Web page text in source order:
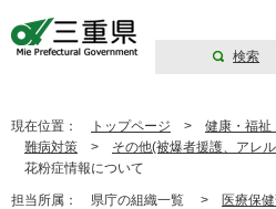
検索
現在位置： トップページ > 健康・福祉
難病対策 > その他(被爆者援護、アレ
花粉症情報について
担当所属： 県庁の組織一覧 > 医療保